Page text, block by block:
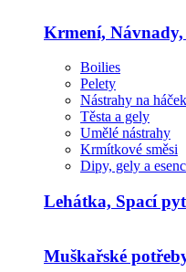
Krmení,
Boilies
Pelety
Nástrahy na háček
Těsta a gely
Umělé nástrahy
Krmítkové směsi
Dipy, gely a
Lehátka, Spací
Muškařské